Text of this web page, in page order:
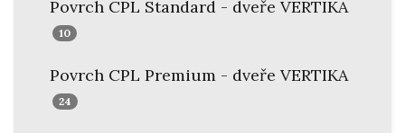
Povrch CPL Standard - dveře VERTIKA
10
Povrch CPL Premium - dveře VERTIKA
24